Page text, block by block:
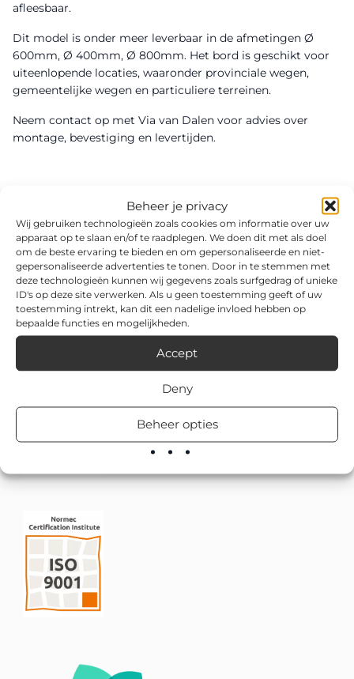
Beheer je privacy
Wij gebruiken technologieën zoals cookies om informatie over uw
apparaat op te slaan en/of te raadplegen. We doen dit met als doel
om de beste ervaring te bieden en om gepersonaliseerde en niet-
gepersonaliseerde advertenties te tonen. Door in te stemmen met
deze technologieën kunnen wij gegevens zoals surfgedrag of unieke
ID's op deze site verwerken. Als u geen toestemming geeft of uw
toestemming intrekt, kan dit een nadelige invloed hebben op
bepaalde functies en mogelijkheden.
Accept
Deny
Beheer opties
afleesbaar.
Dit model is onder meer leverbaar in de afmetingen Ø
600mm, Ø 400mm, Ø 800mm. Het bord is geschikt voor
uiteenlopende locaties, waaronder provinciale wegen,
gemeentelijke wegen en particuliere terreinen.
Neem contact op met Via van Dalen voor advies over
montage, bevestiging en levertijden.